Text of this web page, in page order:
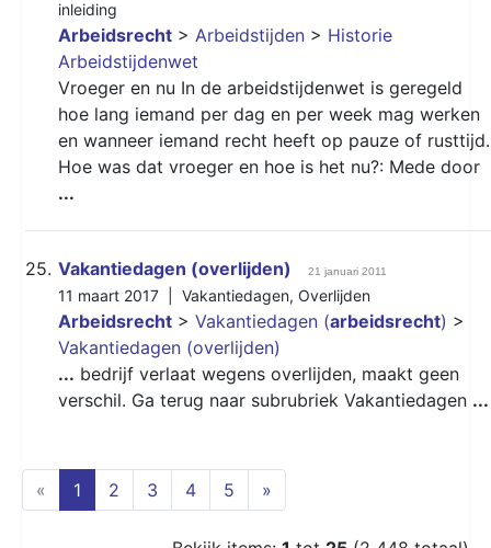
inleiding
Arbeidsrecht > Arbeidstijden > Historie
Arbeidstijdenwet
Vroeger en nu In de arbeidstijdenwet is geregeld
hoe lang iemand per dag en per week mag werken
en wanneer iemand recht heeft op pauze of rusttijd.
Hoe was dat vroeger en hoe is het nu?: Mede door
...
25. Vakantiedagen (overlijden) 21 januari 2011
11 maart 2017 | Vakantiedagen, Overlijden
Arbeidsrecht > Vakantiedagen (arbeidsrecht) >
Vakantiedagen (overlijden)
... bedrijf verlaat wegens overlijden, maakt geen
verschil. Ga terug naar subrubriek Vakantiedagen ...
« 1 (current)
2 3 4 5 »